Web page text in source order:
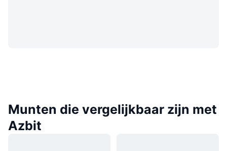
Munten die vergelijkbaar zijn met
Azbit